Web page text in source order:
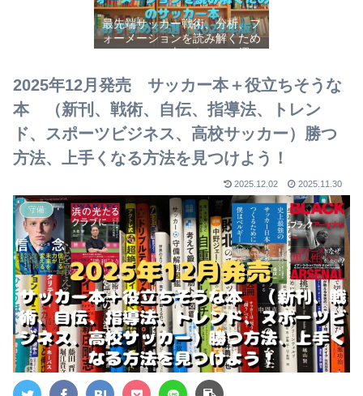
最先端サッカー戦術、分析、フ
ォーメーションを読み解くため
のサッカー本おすすめ32選
2025年12月発売 サッカー本＋役立ちそうな
本 （新刊、戦術、自伝、指導法、トレン
ド、スポーツビジネス、高校サッカー）勝つ
方法、上手くなる方法を見つけよう！
2025.12.02 2025.11.30
守備